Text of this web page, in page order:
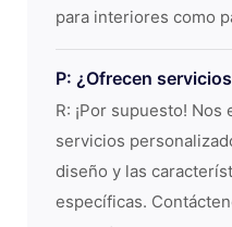
para interiores como
P: ¿Ofrecen
R: ¡Por supuesto!
servicios
diseño y las
específicas.